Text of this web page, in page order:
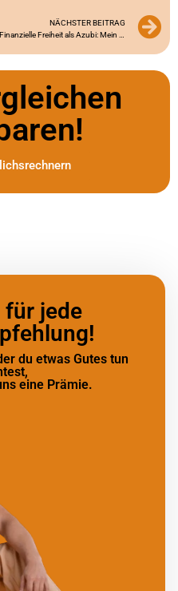
NÄCHSTER BEITRAG
für jede
du etwas Gutes tun
eine Prämie.